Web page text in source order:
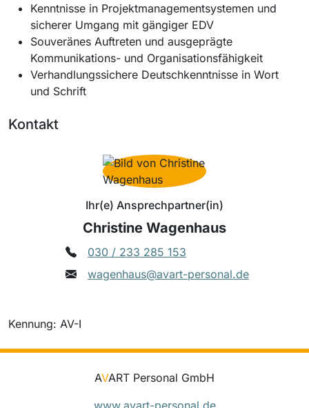
Kenntnisse in Projektmanagementsystemen und
sicherer Umgang mit gängiger EDV
Souveränes Auftreten und ausgeprägte
Kommunikations- und Organisationsfähigkeit
Verhandlungssichere Deutschkenntnisse in Wort
und Schrift
Kontakt
Ihr(e) Ansprechpartner(in)
Christine Wagenhaus
030 / 233 285 153
wagenhaus@avart-personal.de
Kennung: AV-I
AVART Personal GmbH
www.avart-personal.de